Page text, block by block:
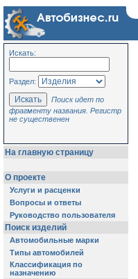
Искать:
Раздел:
Поиск идет по
фрагменту названия. Регистр
не существенен
На главную страницу
О проекте
Услуги и расценки
Вопросы и ответы
Руководство пользователя
Поиск изделий
Автомобильные марки
Типы автомобилей
Классификация по
назначению